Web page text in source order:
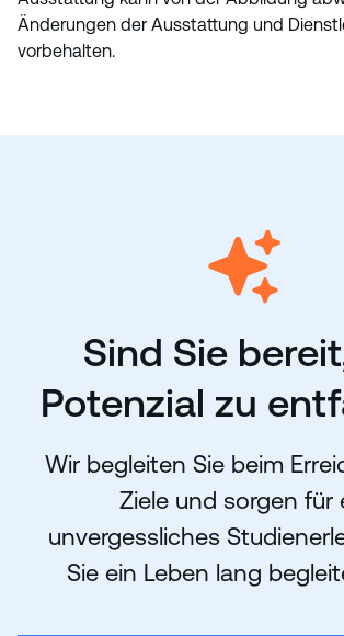
Änderungen der Ausstattung und
vorbehalten.
Sind Sie
Potenzial zu
Wir begleiten Sie beim
Ziele und sorgen für
unvergessliches
Sie ein Leben lang